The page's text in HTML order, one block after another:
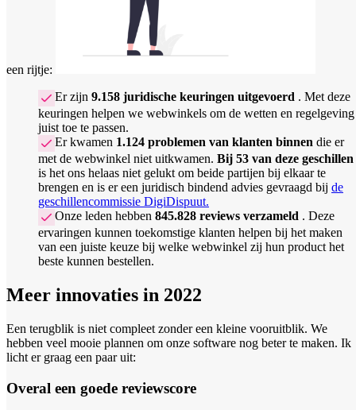
een rijtje:
Er zijn 9.158 juridische keuringen uitgevoerd . Met deze
keuringen helpen we webwinkels om de wetten en regelgeving
juist toe te passen.
Er kwamen 1.124 problemen van klanten binnen die er
met de webwinkel niet uitkwamen. Bij 53 van deze geschillen
is het ons helaas niet gelukt om beide partijen bij elkaar te
brengen en is er een juridisch bindend advies gevraagd bij de
geschillencommissie DigiDispuut.
Onze leden hebben 845.828 reviews verzameld . Deze
ervaringen kunnen toekomstige klanten helpen bij het maken
van een juiste keuze bij welke webwinkel zij hun product het
beste kunnen bestellen.
Meer innovaties in 2022
Een terugblik is niet compleet zonder een kleine vooruitblik. We
hebben veel mooie plannen om onze software nog beter te maken. Ik
licht er graag een paar uit:
Overal een goede reviewscore